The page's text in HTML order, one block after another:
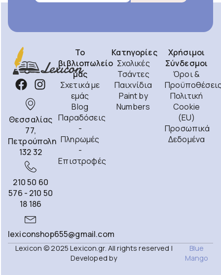
Θεσσαλίας
77,
Πετρούπολη
132 32
210 50 60
576 - 210 50
18 186
lexiconshop655@gmail.com
Το
βιβλιοπωλείο
μας
Σχετικά με
εμάς
Blog
Παραδόσεις
-
Πληρωμές
-
Επιστροφές
Κατηγορίες
Σχολικές
Τσάντες
Παιχνίδια
Paint by
Numbers
Χρήσιμοι
Σύνδεσμοι
Όροι &
Πολιτική
Cookie
(EU)
Προσωπικά
Δεδομένα
Lexicon © 2025 Lexicon.gr. All rights reserved |
Developed by
Blue
Mango